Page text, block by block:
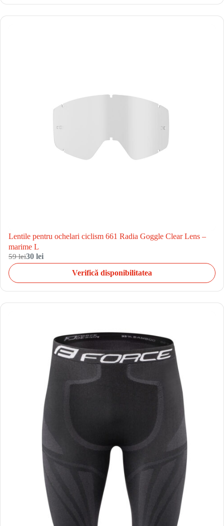
Lentile pentru ochelari ciclism 661 Radia Goggle Clear Lens –
marime L
59 lei30 lei
Verifică disponibilitatea